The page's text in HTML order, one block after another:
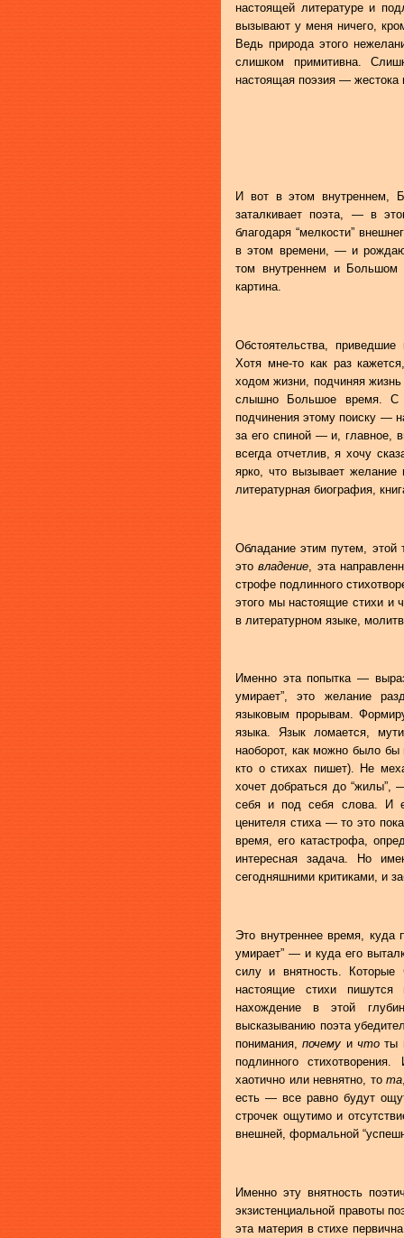
настоящей литературе и
вызывают у меня ничего,
Ведь природа этого
слишком примитивна.
настоящая поэзия — жестока
И вот в этом внутреннем,
заталкивает поэта, — в
благодаря “мелкости”
в этом времени, — и
том внутреннем и Большом
картина.
Обстоятельства,
Хотя мне-то как раз
ходом жизни, подчиняя
слышно Большое время. С
подчинения этому поиску —
за его спиной — и, главное,
всегда отчетлив, я хочу
ярко, что вызывает желание
литературная биография,
Обладание этим путем, этой
этовладение , эта
строфе подлинного
этого мы настоящие стихи и
в литературном языке,
Именно эта попытка —
умирает”, это желание
языковым прорывам.
языка. Язык ломается,
наоборот, как можно было бы
кто о стихах пишет). Не
хочет добраться до “жилы”,
себя и под себя слова. И
ценителя стиха — то это
время, его катастрофа,
интересная задача. Но
сегодняшними критиками, и
Это внутреннее время, куда
умирает” — и куда его
силу и внятность. Которые
настоящие стихи пишутся
нахождение в этой
высказыванию поэта
понимания,почему и чтоты
подлинного
хаотично или невнятно, то та
есть — все равно будут
строчек ощутимо и
внешней, формальной
Именно эту внятность
экзистенциальной правоты
эта материя в стихе